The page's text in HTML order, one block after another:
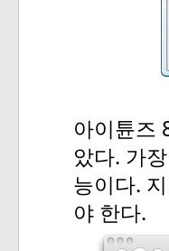
아이튠즈
았다. 가장
능이다.
야 한다.